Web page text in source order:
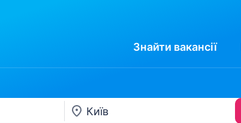
Знайти вакансії